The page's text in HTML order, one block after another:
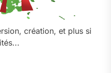
création, et plus si